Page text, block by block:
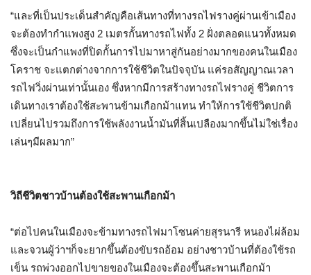
“และที่เป็นประเด็นสำคัญคือเส้นทางที่ทางรถไฟรางคู่ผ่านเข้าเมือง
จะต้องทำกำแพงสูง 2 เมตรกั้นทางรถไฟทั้ง 2 ฝั่งตลอดแนวทั้งหมด
ซึ่งจะเป็นกำแพงที่ปิดกั้นการไปมาหาสู่กันอย่างมากของคนในเมือง
โคราช จะแตกต่างจากการใช้ชีวิตในปัจจุบัน แค่รอสัญญาณเวลา
รถไฟวิ่งผ่านเท่านั้นเอง ซึ่งหากมีการสร้างทางรถไฟรางคู่ ชีวิตการ
เดินทางเราต้องใช้สะพานข้ามเกือกม้าแทน ทำให้การใช้ชีวิตปกติ
เปลี่ยนไปรวมถึงการใช้พลังงานน้ำมันที่สิ้นเปลืองมากขึ้นไม่ใช่เรื่อง
เล่นๆมีผลมาก”
วิถีชีวิตชาวบ้านต้องใช้สะพานเกือกม้า
“ต่อไปคนในเมืองจะข้ามทางรถไฟมาโซนค่ายสุรนารี หนองไผ่ล้อม
และจวนผู้ว่าฯก็จะยากขึ้นต้องขับรถอ้อม อย่างชาวบ้านที่ต้องใช้รถ
เข็น รถพ่วงออกไปขายของในเมืองจะต้องขึ้นสะพานเกือกม้า